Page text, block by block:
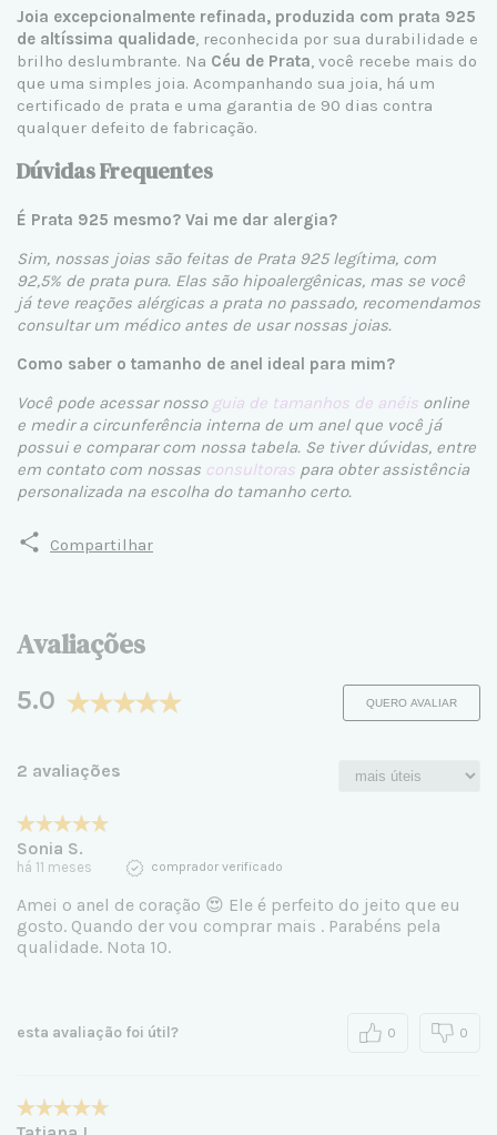
Joia excepcionalmente refinada, produzida com prata 925
de altíssima qualidade, reconhecida por sua durabilidade e
brilho deslumbrante. Na Céu de Prata, você recebe mais do
que uma simples joia. Acompanhando sua joia, há um
certificado de prata e uma garantia de 90 dias contra
qualquer defeito de fabricação.
Dúvidas Frequentes
É Prata 925 mesmo? Vai me dar alergia?
Sim, nossas joias são feitas de Prata 925 legítima, com
92,5% de prata pura. Elas são hipoalergênicas, mas se você
já teve reações alérgicas a prata no passado, recomendamos
consultar um médico antes de usar nossas joias.
Como saber o tamanho de anel ideal para mim?
Você pode acessar nosso guia de tamanhos de anéis online
e medir a circunferência interna de um anel que você já
possui e comparar com nossa tabela. Se tiver dúvidas, entre
em contato com nossas consultoras para obter assistência
personalizada na escolha do tamanho certo.
Compartilhar
Avaliações
5.0 QUERO AVALIAR
2 avaliações
Sonia S.
há 11 meses comprador verificado
Amei o anel de coração 😍 Ele é perfeito do jeito que eu
gosto. Quando der vou comprar mais . Parabéns pela
qualidade. Nota 10.
esta avaliação foi útil? 0 0